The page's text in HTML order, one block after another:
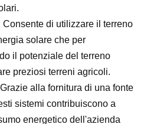
Consente di utilizzare il terreno
solare che per
il potenziale del terreno
preziosi terreni agricoli.
Grazie alla fornitura di una fonte
sistemi contribuiscono a
energetico dell'azienda